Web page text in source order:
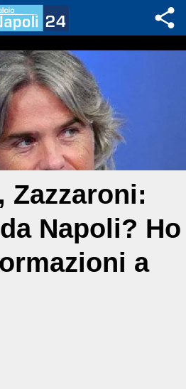
Zazzaroni:
Napoli? Ho
a